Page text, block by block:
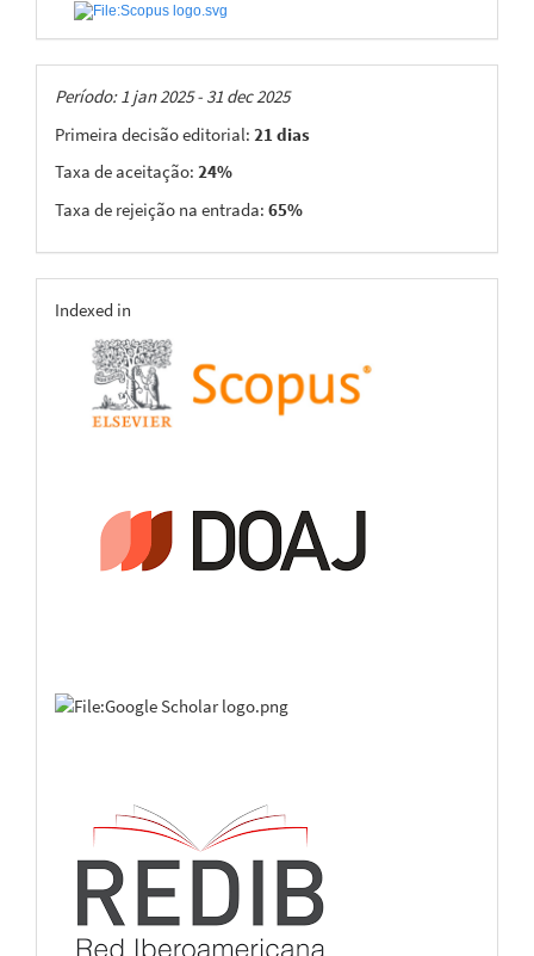
Taxas
Período: 1 jan 2025 - 31 dec 2025
Primeira decisão editorial: 21 dias
Taxa de aceitação: 24%
Taxa de rejeição na entrada: 65%
indexing
Indexed in